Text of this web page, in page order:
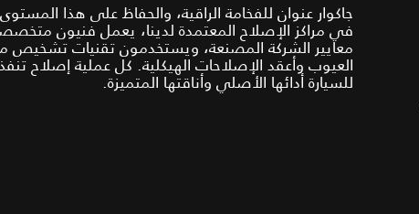
جاكوار عنوان للفخامة الراقية، والحفاظ على هذا
في مراكز الإصلاح المعتمدة لدينا، يعمل فنيون
معايير الشركة المصنعة، ويستخدمون تقنيات تشخيص
العيوب وأعقد الإصلاحات الهيكلية. كل عملية إصلاح
للسيارة أدائها الأصلي وأناقتها المتميزة.